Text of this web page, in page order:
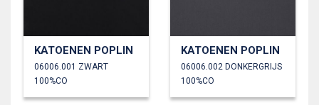
KATOENEN POPLIN
06006.001 ZWART
100%CO
KATOENEN POPLIN
06006.002 DONKERGRIJS
100%CO